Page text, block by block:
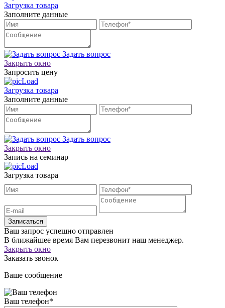
Загрузка товара
Заполните данные
Задать вопрос
Закрыть окно
Запросить цену
Загрузка товара
Заполните данные
Задать вопрос
Закрыть окно
Запись на семинар
Загрузка товара
Записаться
Ваш запрос успешно отправлен
В ближайшее время Вам перезвонит наш менеджер.
Закрыть окно
Заказать звонок
Ваше сообщение
Ваш телефон*